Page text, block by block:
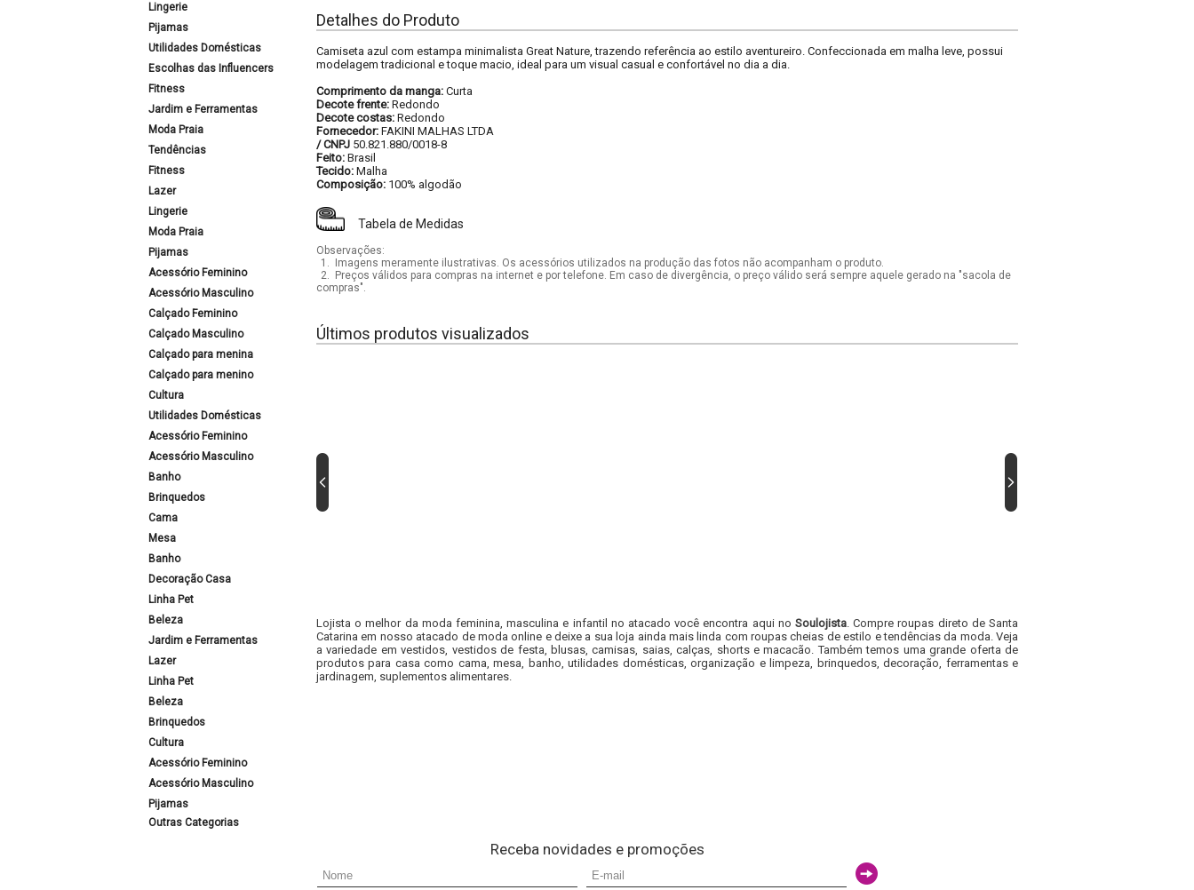
Lingerie
Pijamas
Utilidades Domésticas
Escolhas das Influencers
Fitness
Jardim e Ferramentas
Moda Praia
Tendências
Fitness
Lazer
Lingerie
Moda Praia
Pijamas
Acessório Feminino
Acessório Masculino
Calçado Feminino
Calçado Masculino
Calçado para menina
Calçado para menino
Cultura
Utilidades Domésticas
Acessório Feminino
Acessório Masculino
Banho
Brinquedos
Cama
Mesa
Banho
Decoração Casa
Linha Pet
Beleza
Jardim e Ferramentas
Lazer
Linha Pet
Beleza
Brinquedos
Cultura
Acessório Feminino
Acessório Masculino
Pijamas
Outras Categorias
Detalhes do Produto
Camiseta azul com estampa minimalista Great Nature, trazendo referência ao estilo aventureiro. Confeccionada em malha leve, possui
modelagem tradicional e toque macio, ideal para um visual casual e confortável no dia a dia.
Comprimento da manga: Curta
Decote frente: Redondo
Decote costas: Redondo
Fornecedor: FAKINI MALHAS LTDA
/ CNPJ 50.821.880/0018-8
Feito: Brasil
Tecido: Malha
Composição: 100% algodão
Tabela de Medidas
Observações:
1.
Imagens meramente ilustrativas. Os acessórios utilizados na produção das fotos não acompanham o produto.
2.
Preços válidos para compras na internet e por telefone. Em caso de divergência, o preço válido será sempre aquele gerado na "sacola de
compras".
Últimos produtos visualizados
Lojista o melhor da moda feminina, masculina e infantil no atacado você encontra aqui no Soulojista. Compre roupas direto de Santa
Catarina em nosso atacado de moda online e deixe a sua loja ainda mais linda com roupas cheias de estilo e tendências da moda. Veja
a variedade em vestidos, vestidos de festa, blusas, camisas, saias, calças, shorts e macacão. Também temos uma grande oferta de
produtos para casa como cama, mesa, banho, utilidades domésticas, organização e limpeza, brinquedos, decoração, ferramentas e
jardinagem, suplementos alimentares.
Receba novidades e promoções